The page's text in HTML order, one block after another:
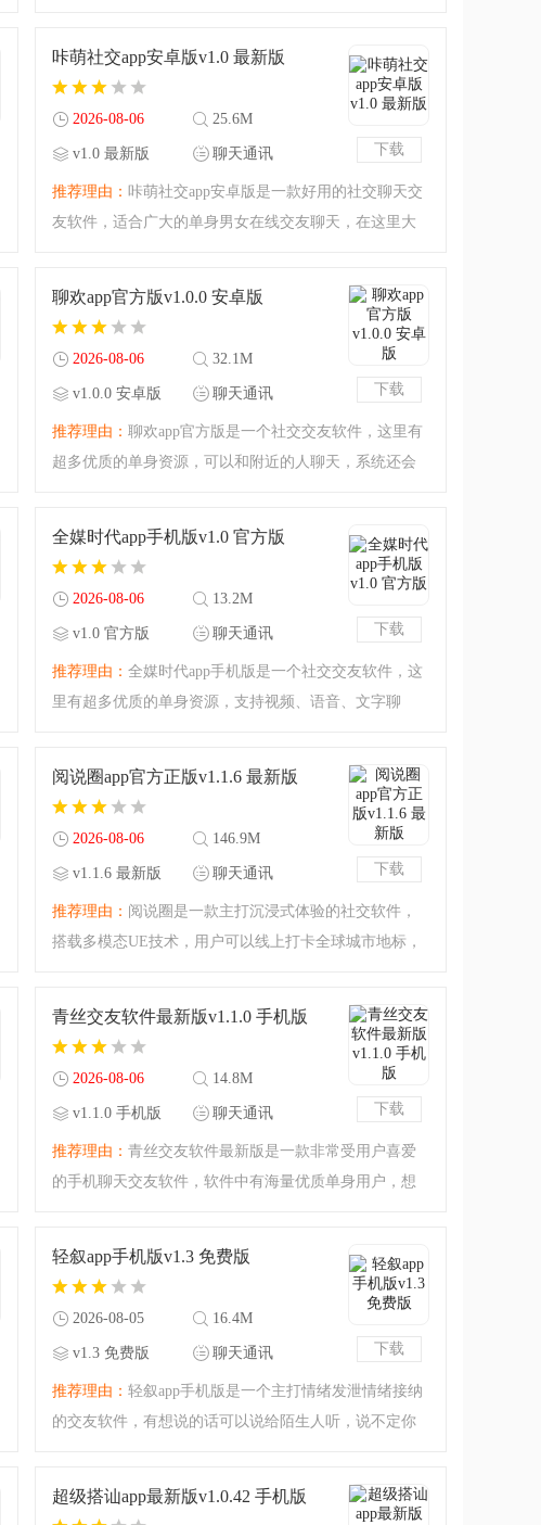
下载
咔萌社交app安卓版v1.0 最新版
2026-08-06 25.6M
v1.0 最新版 聊天通讯
推荐理由： 咔萌社交app安卓版是一款好用的社交聊天交
友软件，适合广大的单身男女在线交友聊天，在这里大
发起视频信息聊天，详细的了解对方，软件支持各种聊
下载
聊欢app官方版v1.0.0 安卓版
2026-08-06 32.1M
v1.0.0 安卓版 聊天通讯
推荐理由： 聊欢app官方版是一个社交交友软件，这里有
超多优质的单身资源，可以和附近的人聊天，系统还会
下载
全媒时代app手机版v1.0 官方版
2026-08-06 13.2M
v1.0 官方版 聊天通讯
推荐理由： 全媒时代app手机版是一个社交交友软件，这
里有超多优质的单身资源，支持视频、语音、文字聊
的话还可以奔现，想脱单的小伙伴赶紧下载试试吧。全
下载
阅说圈app官方正版v1.1.6 最新版
2026-08-06 146.9M
v1.1.6 最新版 聊天通讯
推荐理由： 阅说圈是一款主打沉浸式体验的社交软件，
搭载多模态UE技术，用户可以线上打卡全球城市地标，
员权益等功能，能和好友实时互动分享生活，完成趣味
下载
青丝交友软件最新版v1.1.0 手机版
2026-08-06 14.8M
v1.1.0 手机版 聊天通讯
推荐理由： 青丝交友软件最新版是一款非常受用户喜爱
的手机聊天交友软件，软件中有海量优质单身用户，想
下载
轻叙app手机版v1.3 免费版
2026-08-05 16.4M
v1.3 免费版 聊天通讯
推荐理由： 轻叙app手机版是一个主打情绪发泄情绪接纳
的交友软件，有想说的话可以说给陌生人听，说不定你
适的用户，来一场深层次的交流吧，彼此喜欢可以奔现
超级搭讪app最新版v1.0.42 手机版